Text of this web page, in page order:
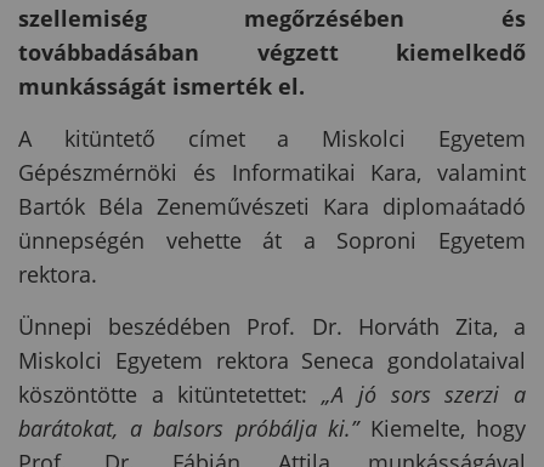
szellemiség megőrzésében és
továbbadásában végzett kiemelkedő
munkásságát ismerték el.
A kitüntető címet a Miskolci Egyetem
Gépészmérnöki és Informatikai Kara, valamint
Bartók Béla Zeneművészeti Kara diplomaátadó
ünnepségén vehette át a Soproni Egyetem
rektora.
Ünnepi beszédében Prof. Dr. Horváth Zita, a
Miskolci Egyetem rektora Seneca gondolataival
köszöntötte a kitüntetettet:„A jó sors szerzi a
barátokat, a balsors próbálja ki.”Kiemelte, hogy